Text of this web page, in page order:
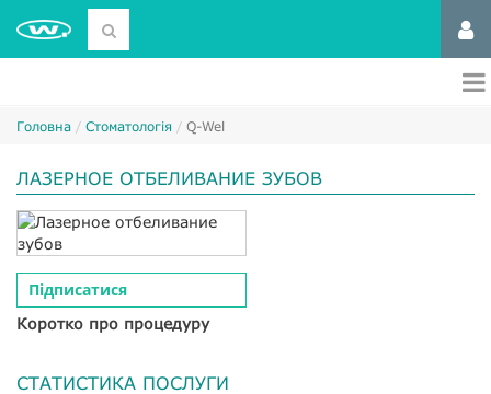
Головна Стоматологія Q-Wel
ЛАЗЕРНОЕ ОТБЕЛИВАНИЕ ЗУБОВ
Підписатися
Коротко про процедуру
СТАТИСТИКА ПОСЛУГИ